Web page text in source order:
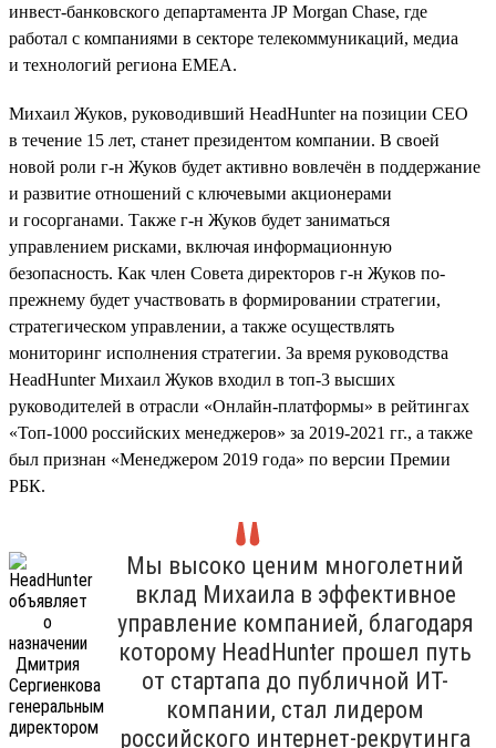
инвест-банковского департамента JP Morgan Chase, где
работал с компаниями в секторе телекоммуникаций, медиа
и технологий региона EMEA.
Михаил Жуков, руководивший HeadHunter на позиции CEO
в течение 15 лет, станет президентом компании. В своей
новой роли г-н Жуков будет активно вовлечён в поддержание
и развитие отношений с ключевыми акционерами
и госорганами. Также г-н Жуков будет заниматься
управлением рисками, включая информационную
безопасность. Как член Совета директоров г-н Жуков по-
прежнему будет участвовать в формировании стратегии,
стратегическом управлении, а также осуществлять
мониторинг исполнения стратегии. За время руководства
HeadHunter Михаил Жуков входил в топ-3 высших
руководителей в отрасли «Онлайн-платформы» в рейтингах
«Топ-1000 российских менеджеров» за 2019-2021 гг., а также
был признан «Менеджером 2019 года» по версии Премии
РБК.
Мы высоко ценим многолетний
вклад Михаила в эффективное
управление компанией, благодаря
которому HeadHunter прошел путь
от стартапа до публичной ИТ-
компании, стал лидером
российского интернет-рекрутинга